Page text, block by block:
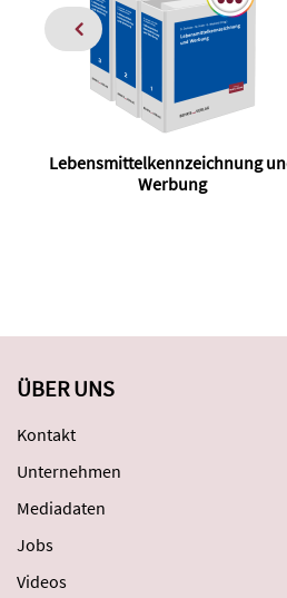
Lebensmittelkennzeichnung
Werbung
ÜBER UNS
Kontakt
Unternehmen
Mediadaten
Jobs
Videos